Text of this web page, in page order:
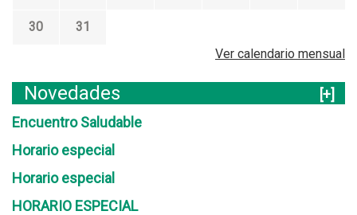
30
31
Ver calendario mensual
Novedades
[+]
Encuentro Saludable
Horario especial
Horario especial
HORARIO ESPECIAL